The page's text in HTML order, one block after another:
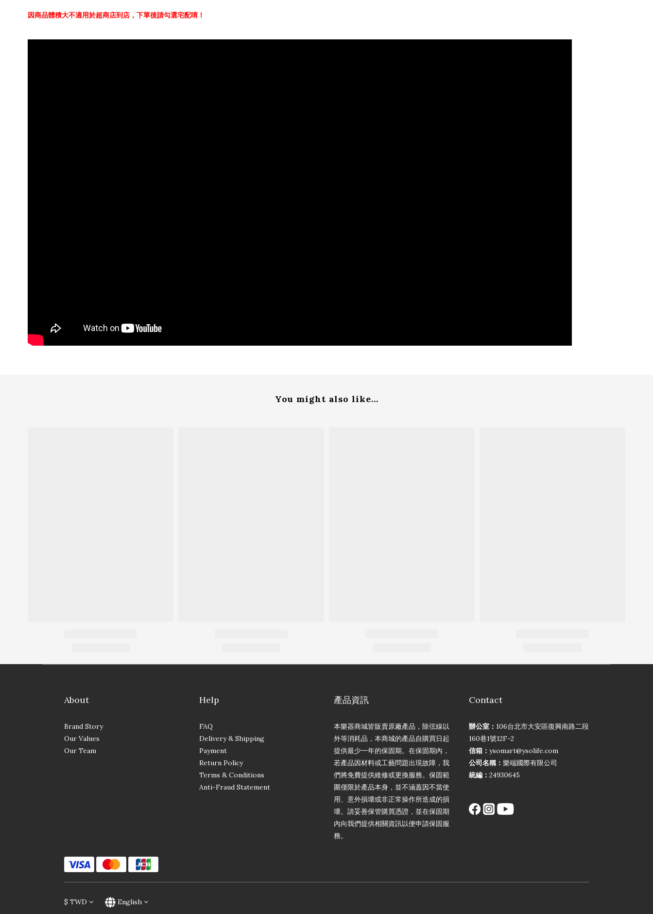
因商品體積大不適用於超商店到店， 下單後請勾選宅配唷！
You might also like...
About
Brand Story
Our Values
Our Team
Help
FAQ
Delivery & Shipping
Payment
Return Policy
Terms & Conditions
Anti-Fraud Statement
產品資訊
本樂器商城皆販賣原廠產品，除弦線以
外等消耗品，本商城的產品自購買日起
提供最少一年的保固期。在保固期內，
若產品因材料或工藝問題出現故障，我
們將免費提供維修或更換服務。保固範
圍僅限於產品本身，並不涵蓋因不當使
用、意外損壞或非正常操作所造成的損
壞。請妥善保管購買憑證，並在保固期
內向我們提供相關資訊以便申請保固服
務。
Contact
辦公室： 106台北市大安區復興南路二段
160巷1號12F-2
信箱： ysomart@ysolife.com
公司名稱： 樂端國際有限公司
統編： 24930645
$ TWD English